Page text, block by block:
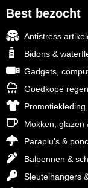
Best bezocht
Antistress
Bidons &
Gadgets,
Goedkope
Promotiekleding
Mokken, glazen
Paraplu's &
Balpennen &
Sleutelhangers